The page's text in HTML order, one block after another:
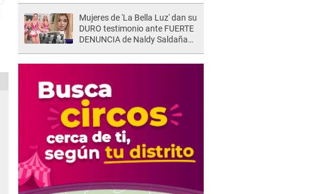
Mujeres de 'La Bella Luz' dan su
DURO testimonio ante FUERTE
DENUNCIA de Naldy Saldaña